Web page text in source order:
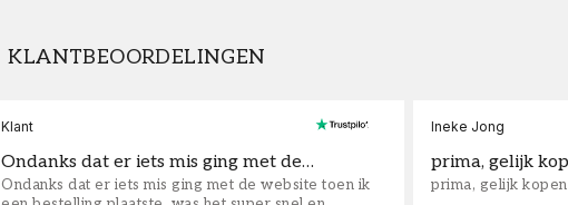
KLANTBEOORDELINGEN
Klant
Ondanks dat er iets mis ging met de…
Ondanks dat er iets mis ging met de website toen ik
Ineke Jong
prima, gelijk
prima, gelijk